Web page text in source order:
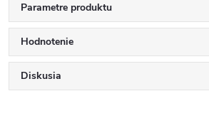
Parametre produktu
Hodnotenie
Diskusia